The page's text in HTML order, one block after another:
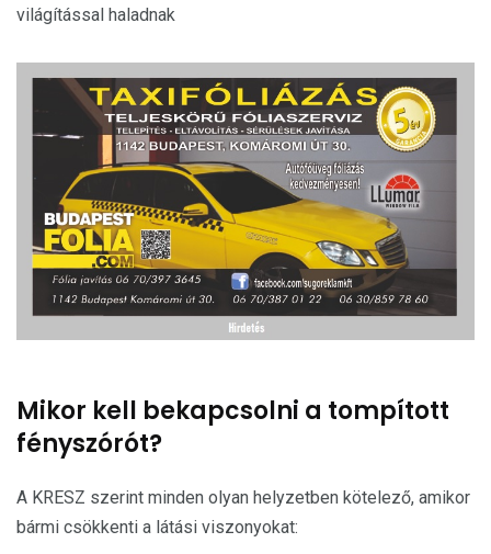
világítással haladnak
Mikor kell bekapcsolni a tompított
fényszórót?
A KRESZ szerint minden olyan helyzetben kötelező, amikor
bármi csökkenti a látási viszonyokat: